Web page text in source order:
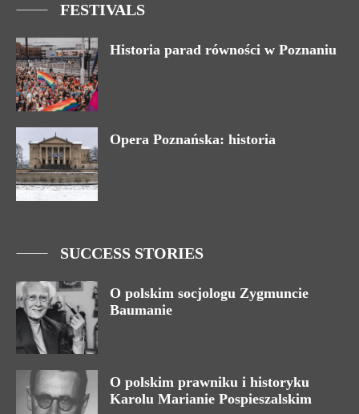
FESTIVALS
Historia parad równości w Poznaniu
Opera Poznańska: historia
SUCCESS STORIES
O polskim socjologu Zygmuncie
Baumanie
O polskim prawniku i historyku
Karolu Marianie Pospieszalskim